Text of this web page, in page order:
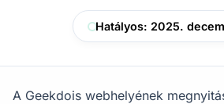
Hatályos: 2025.
A Geekdois webhelyének